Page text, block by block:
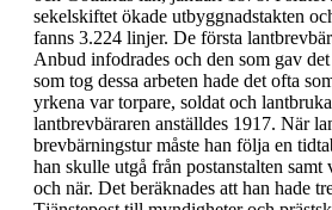
sekelskiftet ökade utbyggnadstakten
fanns 3.224 linjer. De första
Anbud infodrades och den som gav det
som tog dessa arbeten hade det ofta
yrkena vartorpare, soldat och
lantbrevbäraren anställdes 1917. När
brevbärningstur måste han följa en
han skulle utgå från postanstalten
och när. Det beräknades att han hade